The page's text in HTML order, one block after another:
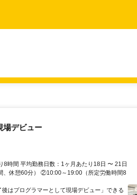
場デビュー
8時間 平均勤務日数：1ヶ月あたり18日 〜 21日
休憩60分） ②10:00～19:00（所定労働時間8
はプログラマーとして現場デビュー」できる